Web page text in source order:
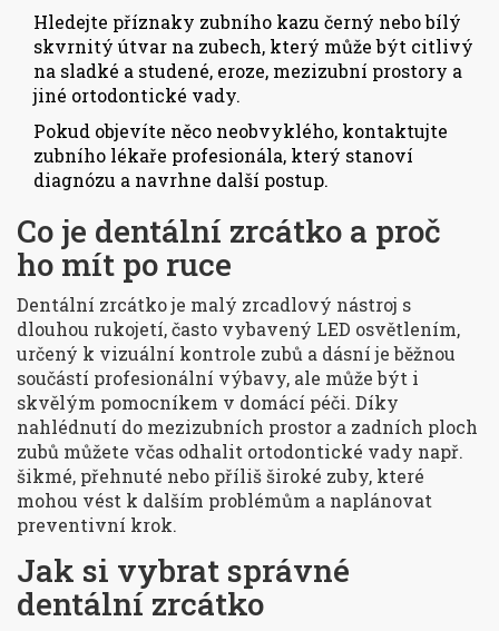
Hledejte příznaky zubního kazu černý nebo bílý
skvrnitý útvar na zubech, který může být citlivý
na sladké a studené, eroze, mezizubní prostory a
jiné ortodontické vady.
Pokud objevíte něco neobvyklého, kontaktujte
zubního lékaře profesionála, který stanoví
diagnózu a navrhne další postup.
Co je dentální zrcátko a proč
ho mít po ruce
Dentální zrcátkoje malý zrcadlový nástroj s
dlouhou rukojetí, často vybavený LED osvětlením,
určený k vizuální kontrole zubů a dásníje běžnou
součástí profesionální výbavy, ale může být i
skvělým pomocníkem v domácí péči. Díky
nahlédnutí do mezizubních prostor a zadních ploch
zubů můžete včas odhalit ortodontické vady např.
šikmé, přehnuté nebo příliš široké zuby, které
mohou vést k dalším problémům a naplánovat
preventivní krok.
Jak si vybrat správné
dentální zrcátko